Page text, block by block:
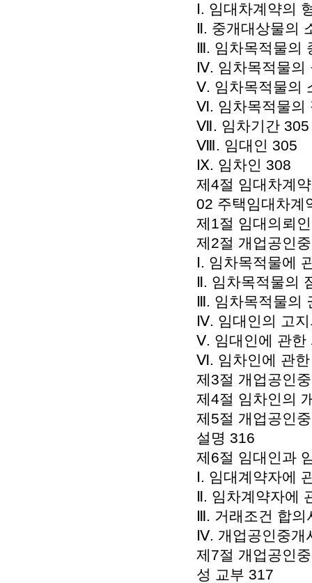
Ⅰ. 임대차계약의
Ⅱ. 중개대상물의
Ⅲ. 임차목적물의
Ⅳ. 임차목적물의
Ⅴ. 임차목적물의
Ⅵ. 임차목적물의
Ⅶ. 임차기간 305
Ⅷ. 임대인 305
Ⅸ. 임차인 308
제4절 임대차계
02 주택임대차계
제1절 임대의뢰
제2절 개업공인
Ⅰ. 임차목적물에
Ⅱ. 임차목적물의
Ⅲ. 임차목적물의
Ⅳ. 임대인의 고
Ⅴ. 임대인에 관한
Ⅵ. 임차인에 관
제3절 개업공인
제4절 임차인의
제5절 개업공인
설명 316
제6절 임대인과
Ⅰ. 임대계약자에
Ⅱ. 임차계약자에
Ⅲ. 거래조건 합의
Ⅳ. 개업공인중개
제7절 개업공인
성 교부 317